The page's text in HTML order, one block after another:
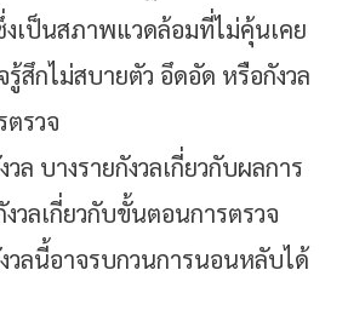
เป็นสภาพแวดล้อมที่ไม่คุ้นเคย
รู้สึกไม่สบายตัว อึดอัด หรือกังวล
รวจ
วล บางรายกังวลเกี่ยวกับผลการ
วลเกี่ยวกับขั้นตอนการตรวจ
วลนี้อาจรบกวนการนอนหลับได้